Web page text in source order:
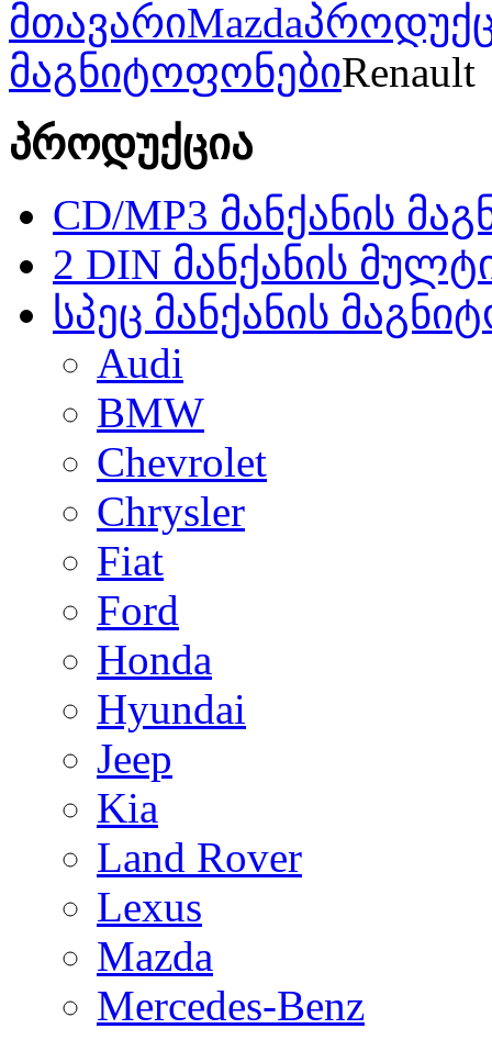
მთავარიMazda
მაგნიტოფონებიRenault
პროდუქცია
CD/MP3 მანქანის
2 DIN მანქანის
სპეც მანქანის
Audi
BMW
Chevrolet
Chrysler
Fiat
Ford
Honda
Hyundai
Jeep
Kia
Land Rover
Lexus
Mazda
Mercedes-Benz